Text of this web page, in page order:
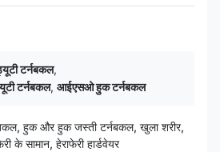
टर्नबकल,
टर्नबकल, आईएसओ हुक टर्नबकल
हुक और हुक जस्ती टर्नबकल, खुला शरीर,
के सामान, हेराफेरी हार्डवेयर